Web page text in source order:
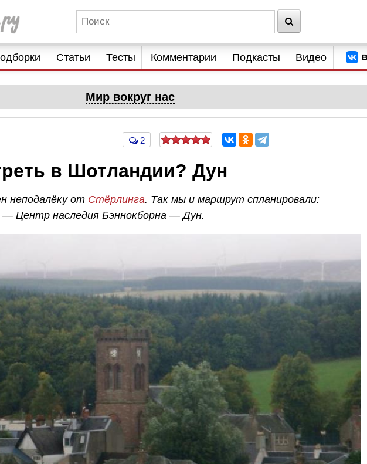
Статьи Тесты Комментарии Подкасты Видео
Мир вокруг нас
2
в Шотландии? Дун
неподалёку от Стёрлинга. Так мы и маршрут спланировали:
— Центр наследия Бэннокборна — Дун.